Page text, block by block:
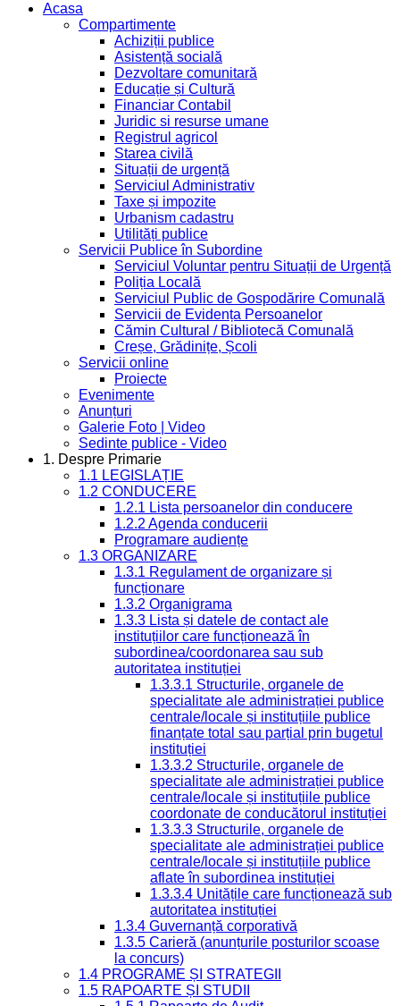
Acasa
Compartimente
Achiziții publice
Asistență socială
Dezvoltare comunitară
Educație și Cultură
Financiar Contabil
Juridic si resurse umane
Registrul agricol
Starea civilă
Situații de urgență
Serviciul Administrativ
Taxe și impozite
Urbanism cadastru
Utilități publice
Servicii Publice în Subordine
Serviciul Voluntar pentru Situații de Urgență
Poliția Locală
Serviciul Public de Gospodărire Comunală
Servicii de Evidența Persoanelor
Cămin Cultural / Bibliotecă Comunală
Creșe, Grădinițe, Școli
Servicii online
Proiecte
Evenimente
Anunțuri
Galerie Foto | Video
Sedinte publice - Video
1. Despre Primarie
1.1 LEGISLAȚIE
1.2 CONDUCERE
1.2.1 Lista persoanelor din conducere
1.2.2 Agenda conducerii
Programare audiențe
1.3 ORGANIZARE
1.3.1 Regulament de organizare și
funcționare
1.3.2 Organigrama
1.3.3 Lista și datele de contact ale
instituțiilor care funcționează în
subordinea/coordonarea sau sub
autoritatea instituției
1.3.3.1 Structurile, organele de
specialitate ale administrației publice
centrale/locale și instituțiile publice
finanțate total sau parțial prin bugetul
instituției
1.3.3.2 Structurile, organele de
specialitate ale administrației publice
centrale/locale și instituțiile publice
coordonate de conducătorul instituției
1.3.3.3 Structurile, organele de
specialitate ale administrației publice
centrale/locale și instituțiile publice
aflate în subordinea instituției
1.3.3.4 Unitățile care funcționează sub
autoritatea instituției
1.3.4 Guvernanță corporativă
1.3.5 Carieră (anunțurile posturilor scoase
la concurs)
1.4 PROGRAME ȘI STRATEGII
1.5 RAPOARTE ȘI STUDII